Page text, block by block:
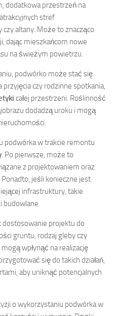
dodatkowa przestrzeń na
stref
altany. Może to znacząco
dając mieszkańcom nowe
na świeżym powietrzu.
podwórko może stać się
czy rodzinne spotkania,
całej przestrzeni. Roślinność
dodadzą uroku i mogą
podwórka w trakcie remontu
. Po pierwsze, może to
z projektowaniem oraz
jeśli konieczne jest
infrastruktury, takie
budowlane.
projektu do
gruntu, rodzaj gleby czy
wpłynąć na realizację
się do takich działań,
aby uniknąć potencjalnych
o wykorzystaniu podwórka w